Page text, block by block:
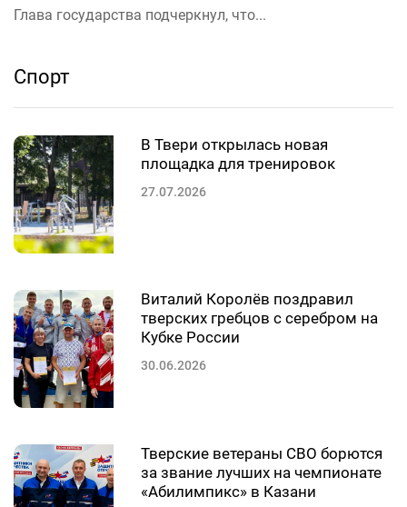
Глава государства подчеркнул, что...
Спорт
В Твери открылась новая
площадка для тренировок
27.07.2026
Виталий Королёв поздравил
тверских гребцов с серебром на
Кубке России
30.06.2026
Тверские ветераны СВО борются
за звание лучших на чемпионате
«Абилимпикс» в Казани